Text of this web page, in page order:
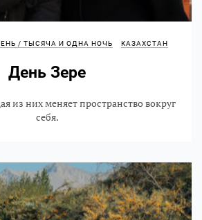
/ ТЫСЯЧА И ОДНА НОЧЬ КАЗАХСТАН
День Зере
из них меняет пространство вокруг
себя.